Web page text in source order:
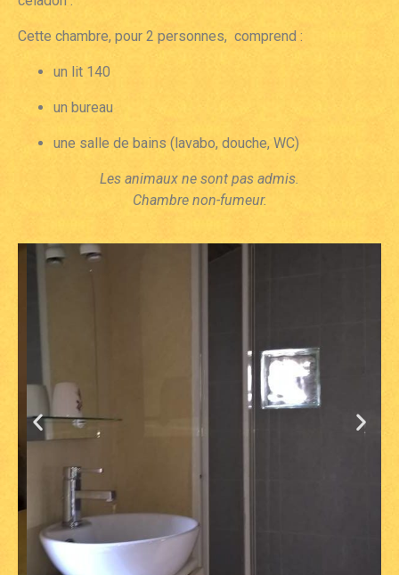
Cette chambre, pour 2 personnes, comprend :
un lit 140
un bureau
une salle de bains (lavabo, douche, WC)
Les animaux ne sont pas admis.
Chambre non-fumeur.